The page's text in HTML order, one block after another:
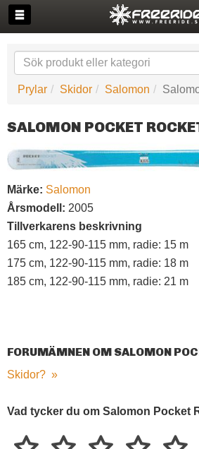
Prylar Skidor Salomon
SALOMON POCKET
Märke: Salomon
Årsmodell: 2005
Tillverkarens beskrivning
165 cm, 122-90-115 mm, radie: 15 m
175 cm, 122-90-115 mm, radie: 18 m
185 cm, 122-90-115 mm, radie: 21 m
FORUMÄMNEN OM SALOMON
Skidor? »
Vad tycker du om Salomon Pocket